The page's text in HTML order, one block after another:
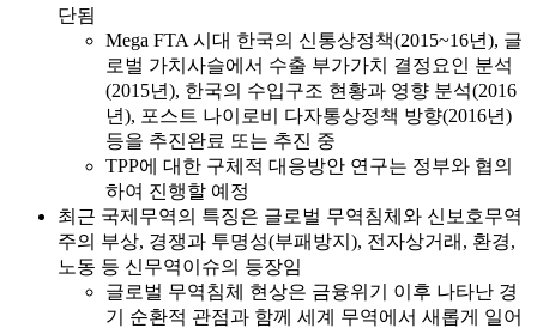
단됨
Mega FTA 시대 한국의 신통상정책(2015~16년), 글
로벌 가치사슬에서 수출 부가가치 결정요인 분석
(2015년), 한국의 수입구조 현황과 영향 분석(2016
년), 포스트 나이로비 다자통상정책 방향(2016년)
등을 추진완료 또는 추진 중
TPP에 대한 구체적 대응방안 연구는 정부와 협의
하여 진행할 예정
최근 국제무역의 특징은 글로벌 무역침체와 신보호무역
주의 부상, 경쟁과 투명성(부패방지), 전자상거래, 환경,
노동 등 신무역이슈의 등장임
글로벌 무역침체 현상은 금융위기 이후 나타난 경
기 순환적 관점과 함께 세계 무역에서 새롭게 일어